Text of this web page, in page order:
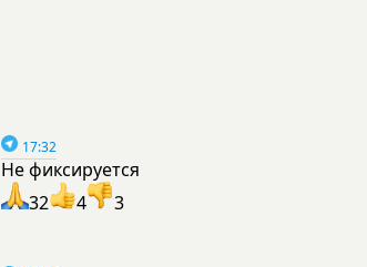
17:32
Не фиксируется
32
4 3